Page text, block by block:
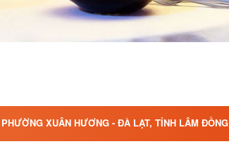
XUÂN HƯƠNG - ĐÀ LẠT, TỈNH LÂM ĐỒNG